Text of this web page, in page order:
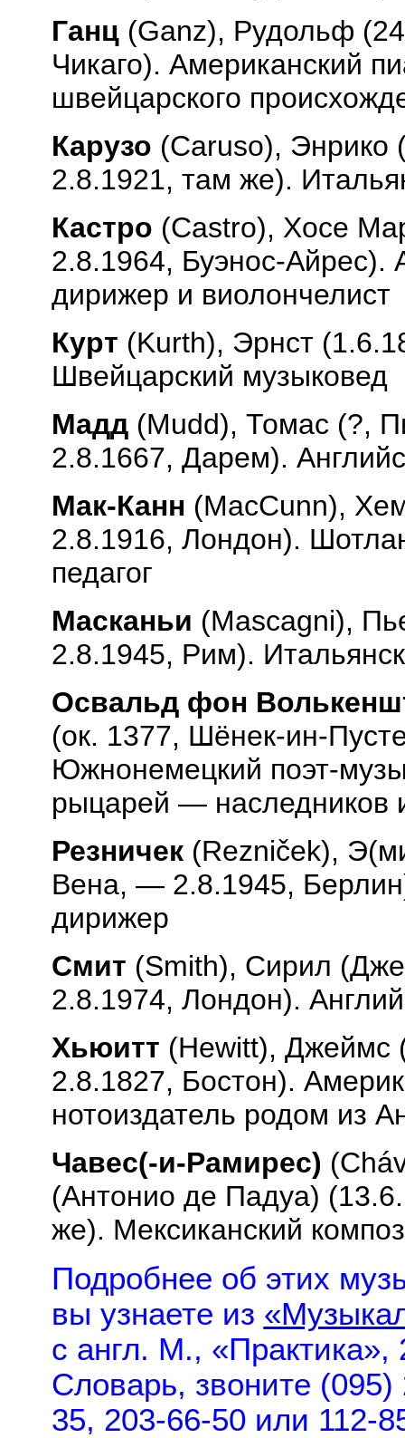
Ганц (Ganz), Рудольф
Чикаго). Американский
швейцарского
Карузо (Caruso), Энрико
2.8.1921, там же).
Кастро (Castro), Хосе
2.8.1964, Буэнос-Айрес).
дирижер и виолончелист
Курт (Kurth), Эрнст
Швейцарский музыковед
Мадд (Mudd), Томас (?,
2.8.1667, Дарем).
Мак-Канн (MacCunn),
2.8.1916, Лондон).
педагог
Масканьи (Mascagni),
2.8.1945, Рим).
Освальд фон
(ок. 1377, Шёнек-ин-
Южнонемецкий поэт-
рыцарей — наследников
Резничек (Rezniček),
Вена, — 2.8.1945,
дирижер
Смит (Smith), Сирил
2.8.1974, Лондон).
Хьюитт (Hewitt), Джеймс
2.8.1827, Бостон).
нотоиздатель родом из
Чавес(-и-Рамирес) (Chá
(Антонио де Падуа)
же). Мексиканский
Подробнее об этих
вы узнаете из
с англ. М.,
Словарь, звоните
35, 203-66-50 или 112-